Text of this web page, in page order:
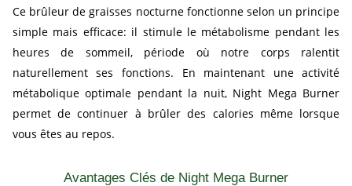
Ce brûleur de graisses nocturne fonctionne selon un principe
simple mais efficace: il stimule le métabolisme pendant les
heures de sommeil, période où notre corps ralentit
naturellement ses fonctions. En maintenant une activité
métabolique optimale pendant la nuit, Night Mega Burner
permet de continuer à brûler des calories même lorsque
vous êtes au repos.
Avantages Clés de Night Mega Burner